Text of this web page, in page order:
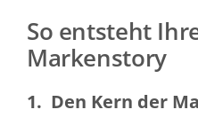
So entsteht
Markenstory
1. Den Kern der